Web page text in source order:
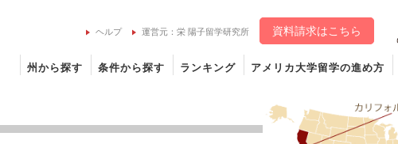
ヘルプ 運営元：栄 陽子留学研究所 資料請求はこちら
州から探す 条件から探す ランキング アメリカ大学留学の進め方